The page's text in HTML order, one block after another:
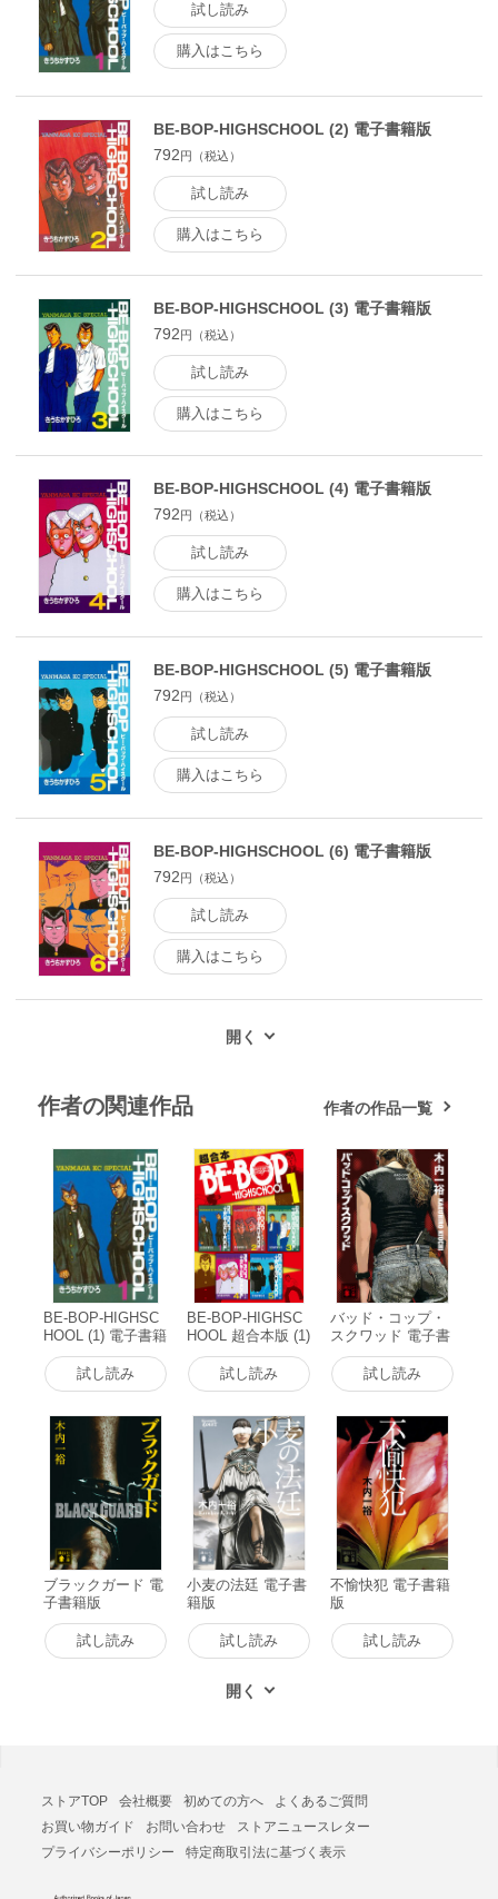
試し読み
購入はこちら
BE-BOP-HIGHSCHOOL (2) 電子書籍版
792円（税込）
試し読み
購入はこちら
BE-BOP-HIGHSCHOOL (3) 電子書籍版
792円（税込）
試し読み
購入はこちら
BE-BOP-HIGHSCHOOL (4) 電子書籍版
792 円（税込）
試し読み
購入はこちら
BE-BOP-HIGHSCHOOL (5) 電子書籍版
792円（税込）
試し読み
購入はこちら
BE-BOP-HIGHSCHOOL (6) 電子書籍版
792 円（税込）
試し読み
購入はこちら
作者の関連作品 作者の作品一覧
BE-BOP-HIGHSC
HOOL (1) 電子書籍
試し読み
BE-BOP-HIGHSC
HOOL 超合本版 (1)
電子書籍版
試し読み
バッド・コップ・
スクワッド 電子書
籍版
試し読み
ブラックガード 電
子書籍版
試し読み
小麦の法廷 電子書
籍版
試し読み
不愉快犯 電子書籍
版
試し読み
ストアTOP 会社概要 初めての方へ
よくあるご質問
お買い物ガイド
お問い合わせ
ストアニュースレター
プライバシーポリシー
特定商取引法に基づく表示